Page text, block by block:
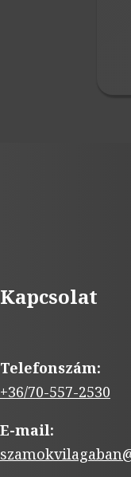
Kapcsolat
Telefonszám:
+36/70-557-2530
E-mail: